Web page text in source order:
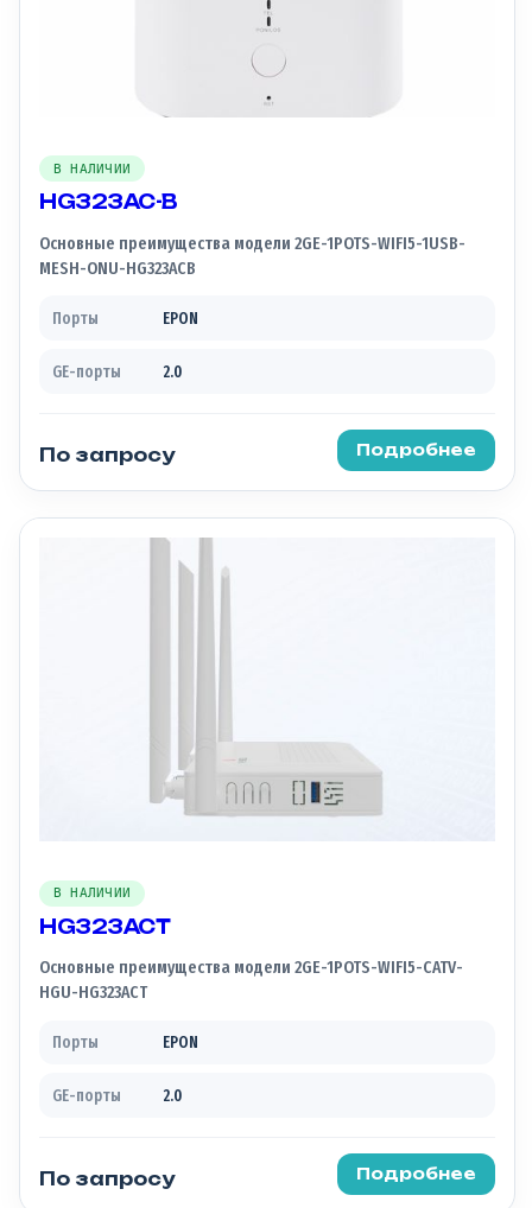
В НАЛИЧИИ
HG323AC-B
Основные преимущества модели 2GE-1POTS-WIFI5-1USB-
MESH-ONU-HG323ACB
Порты EPON
GE-порты 2.0
По запросу Подробнее
В НАЛИЧИИ
HG323ACT
Основные преимущества модели 2GE-1POTS-WIFI5-CATV-
HGU-HG323ACT
Порты EPON
GE-порты 2.0
По запросу Подробнее